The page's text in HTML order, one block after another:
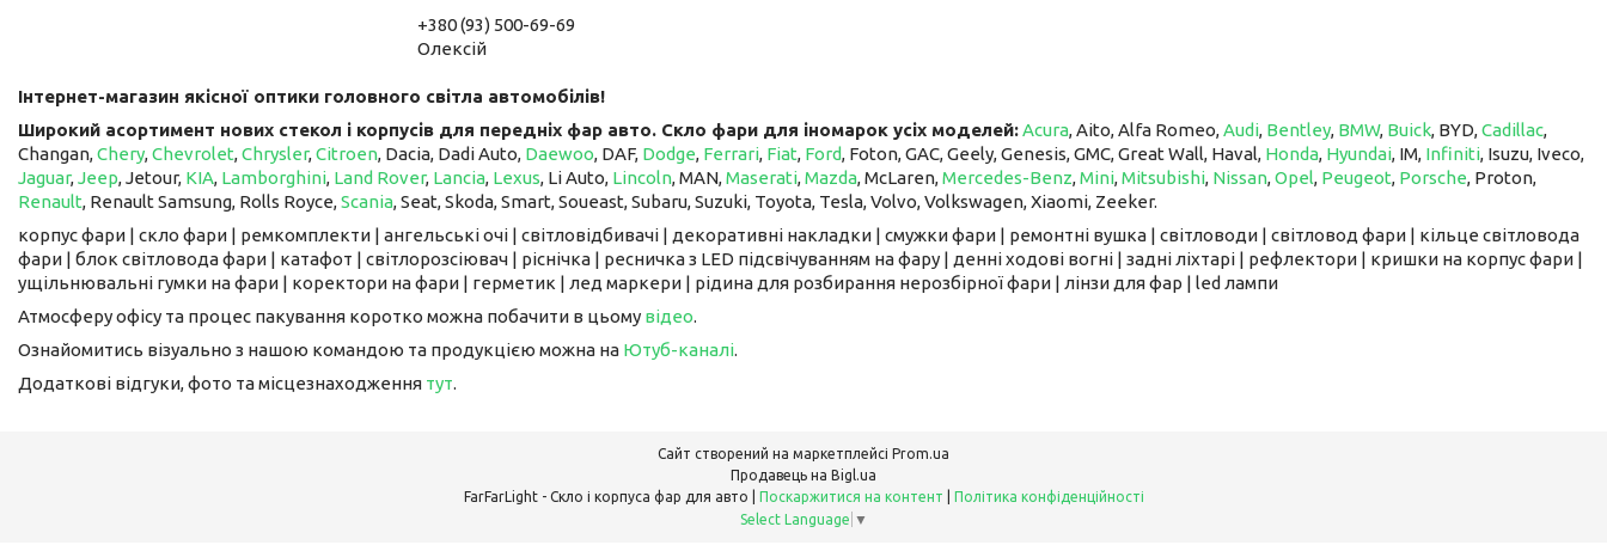
+380 (93) 500-69-69
Олексій
Інтернет-магазин якісної оптики головного світла автомобілів!
Широкий асортимент нових стекол і корпусів для передніх фар авто. Скло фари для іномарок усіх моделей:Acura, Aito, Alfa Romeo,Audi, Bentley, BMW, Buick, BYD,Cadillac,
Changan,Chery,Chevrolet,Chrysler,Citroen, Dacia, Dadi Auto, Daewoo, DAF, Dodge, Ferrari, Fiat, Ford, Foton, GAC, Geely, Genesis, GMC, Great Wall, Haval, Honda, Hyundai, IM, ​​​​​​​ Infiniti, Isuzu, Iveco,
Jaguar,Jeep, Jetour, ​​​​​​​ KIA, Lamborghini, Land Rover, Lancia, Lexus, Li Auto, ​​​​​​​ Lincoln, MAN,Maserati,Mazda, McLaren, ​​​​​​​Mercedes-Benz,Mini,Mitsubishi, Nissan,Opel, Peugeot, Porsche, Proton, ​​​​​​​
Renault, Renault Samsung, Rolls Royce,Scania, Seat, Skoda, Smart, Soueast, Subaru, Suzuki, Toyota, Tesla, Volvo, Volkswagen, Xiaomi, Zeeker.
корпус фари | скло фари | ремкомплекти | ангельські очі | світловідбивачі | декоративні накладки | смужки фари | ремонтні вушка | світловоди | світловод фари | кільце світловода
фари | блок світловода фари | катафот | світлорозсіювач | ріснічка | ресничка з LED підсвічуванням на фару | денні ходові вогні | задні ліхтарі | рефлектори | кришки на корпус фари |
ущільнювальні гумки на фари | коректори на фари | герметик | лед маркери | рідина для розбирання нерозбірної фари | лінзи для фар | led лампи
Атмосферу офісу та процес пакування коротко можна побачити в цьому відео.
Ознайомитись візуально з нашою командою та продукцією можна на Ютуб-каналі.
Додаткові відгуки, фото та місцезнаходження тут.
Сайт створений на маркетплейсі Prom.ua
Продавець на Bigl.ua
Поскаржитися на контент
Політика конфіденційності
Select Language ▼